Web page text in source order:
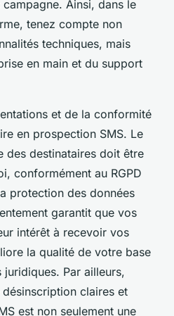
Ainsi, dans le
tenez compte non
techniques, mais
en main et du support
et de la conformité
en prospection SMS. Le
des destinataires doit être
conformément au RGPD
protection des données
garantit que vos
intérêt à recevoir vos
la qualité de votre base
Par ailleurs,
claires et
est non seulement une